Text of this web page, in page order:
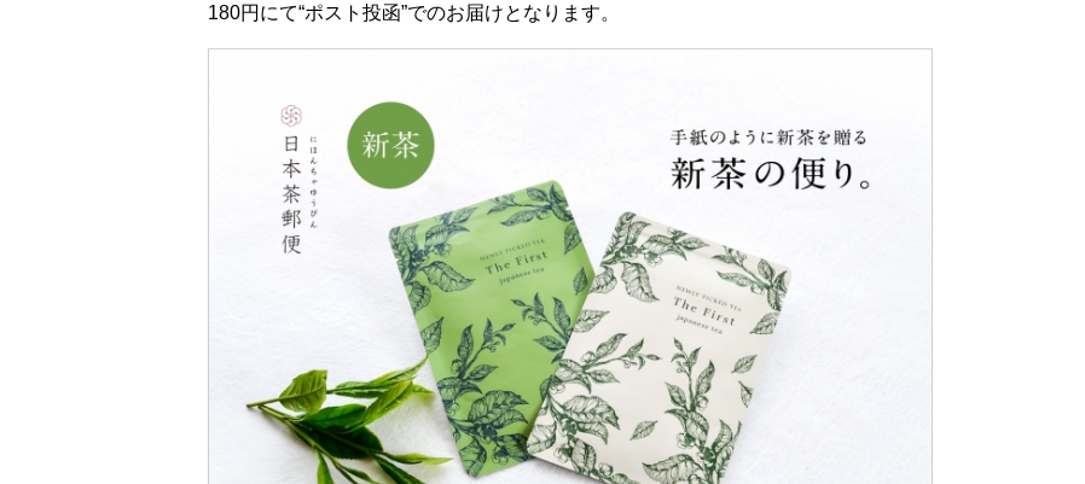
180円にて“ポスト投函”でのお届けとなります。